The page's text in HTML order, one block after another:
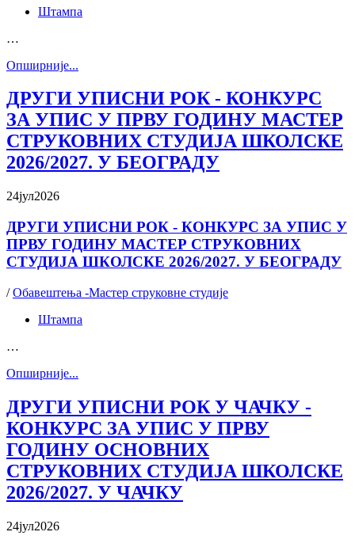
Штампа
…
Oпширније...
ДРУГИ УПИСНИ РОК - КОНКУРС
ЗА УПИС У ПРВУ ГОДИНУ МАСТЕР
СТРУКОВНИХ СТУДИЈА ШКОЛСКЕ
2026/2027. У БЕОГРАДУ
24јул2026
ДРУГИ УПИСНИ РОК - КОНКУРС ЗА УПИС У
ПРВУ ГОДИНУ МАСТЕР СТРУКОВНИХ
СТУДИЈА ШКОЛСКЕ 2026/2027. У БЕОГРАДУ
/Обавештења -Мастер струковне студије
Штампа
…
Oпширније...
ДРУГИ УПИСНИ РОК У ЧАЧКУ -
КОНКУРС ЗА УПИС У ПРВУ
ГОДИНУ ОСНОВНИХ
СТРУКОВНИХ СТУДИЈА ШКОЛСКЕ
2026/2027. У ЧАЧКУ
24јул2026